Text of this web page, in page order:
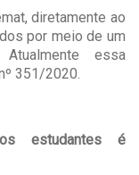
diretamente ao
por meio de um
essa
351/2020.
estudantes é